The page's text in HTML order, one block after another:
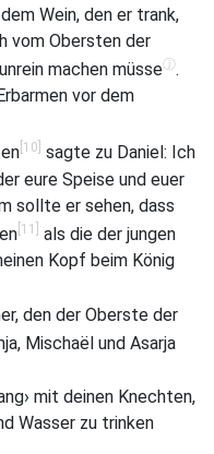
Wein, den er trank,
vom Obersten der
machen müsseⓙ.
vor dem
[10] sagte zu Daniel: Ich
eure Speise und euer
sollte er sehen, dass
[11]
als die der jungen
Kopf beim König
den der Oberste der
Mischaël und Asarja
mit deinen Knechten,
Wasser zu trinken